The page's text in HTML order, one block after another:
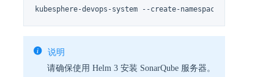
kubesphere-devops-system --create-namespace --
说明
请确保使用 Helm 3 安装 SonarQube 服务器。